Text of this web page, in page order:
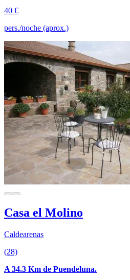
40 €
pers./noche (aprox.)
Casa el Molino
Caldearenas
(28)
A 34.3 Km de Puendeluna.